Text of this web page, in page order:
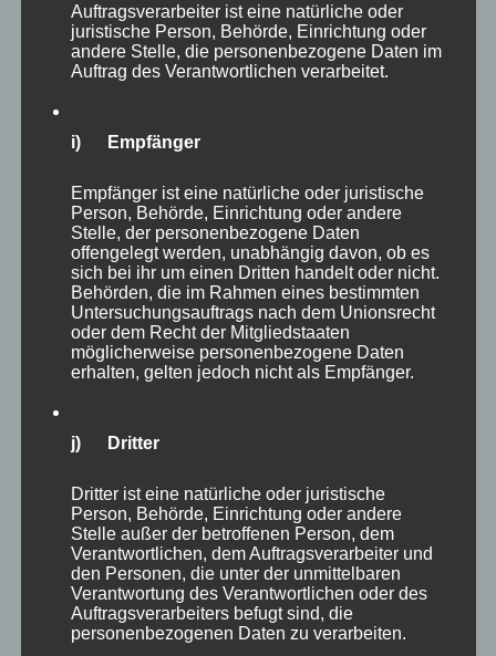
Jetzt der WM-Titel gegen den klar favorisierten
Michael van Gerwen, selbst bereits dreimal
Weltmeister, der bis dahin ein grandioses
Turnier gespielt hatte. Sportlich war das Spiel
möchte ich noch zwei andere Aspekte
aufgreifen. Es sind so oft die kleinen
Geschichten am Rande, die uns wirklich die
Chance zur Selbstreflexion bieten.
Matchdart auf Doppel 8 – passt – der Bully Boy
Auftragsverarbeiter ist eine natürliche oder
juristische Person, Behörde, Einrichtung oder
andere Stelle, die personenbezogene Daten im
Auftrag des Verantwortlichen verarbeitet.
i) Empfänger
Empfänger ist eine natürliche oder juristische
Person, Behörde, Einrichtung oder andere
Stelle, der personenbezogene Daten
offengelegt werden, unabhängig davon, ob es
sich bei ihr um einen Dritten handelt oder nicht.
Behörden, die im Rahmen eines bestimmten
Untersuchungsauftrags nach dem Unionsrecht
oder dem Recht der Mitgliedstaaten
möglicherweise personenbezogene Daten
erhalten, gelten jedoch nicht als Empfänger.
j) Dritter
Dritter ist eine natürliche oder juristische
Person, Behörde, Einrichtung oder andere
Stelle außer der betroffenen Person, dem
Verantwortlichen, dem Auftragsverarbeiter und
den Personen, die unter der unmittelbaren
Verantwortung des Verantwortlichen oder des
Auftragsverarbeiters befugt sind, die
personenbezogenen Daten zu verarbeiten.